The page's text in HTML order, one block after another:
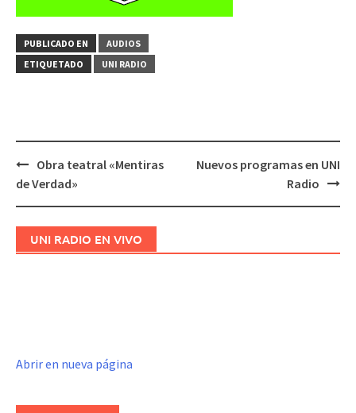
PUBLICADO EN
AUDIOS
ETIQUETADO
UNI RADIO
Navegación
Obra teatral «Mentiras
de Verdad»
Nuevos programas en UNI
Radio
UNI RADIO EN VIVO
Abrir en nueva página